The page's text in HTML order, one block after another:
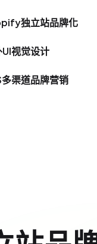
独立站品牌化
视觉设计
多渠道品牌营销